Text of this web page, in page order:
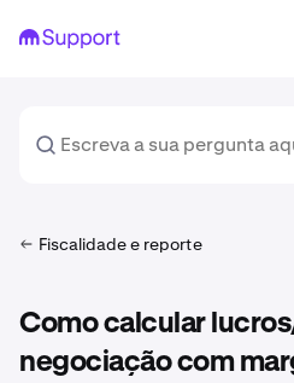
Fiscalidade e reporte
Como calcular
negociação com